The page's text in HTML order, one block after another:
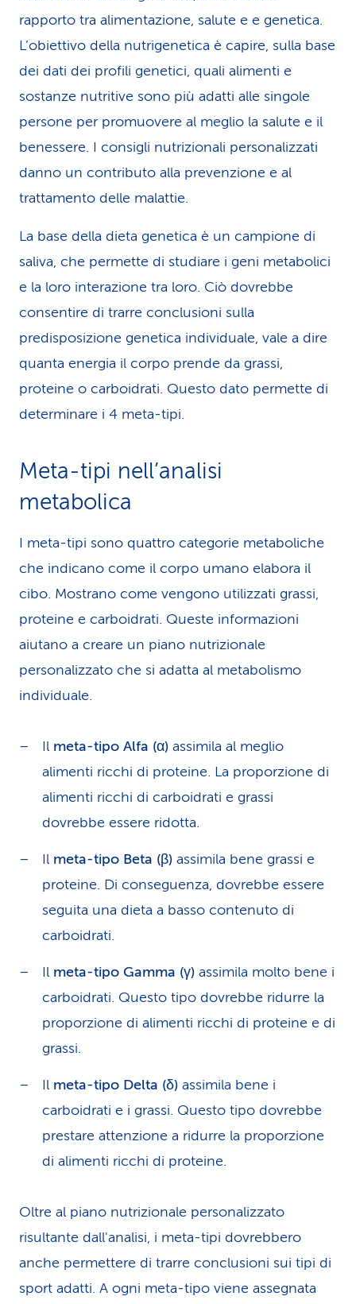
rapporto tra alimentazione, salute e e genetica.
L’obiettivo della nutrigenetica è capire, sulla base
dei dati dei profili genetici, quali alimenti e
sostanze nutritive sono più adatti alle singole
persone per promuovere al meglio la salute e il
benessere. I consigli nutrizionali personalizzati
danno un contributo alla prevenzione e al
trattamento delle malattie.
La base della dieta genetica è un campione di
saliva, che permette di studiare i geni metabolici
e la loro interazione tra loro. Ciò dovrebbe
consentire di trarre conclusioni sulla
predisposizione genetica individuale, vale a dire
quanta energia il corpo prende da grassi,
proteine o carboidrati. Questo dato permette di
determinare i 4 meta-tipi.
Meta-tipi nell’analisi
metabolica
I meta-tipi sono quattro categorie metaboliche
che indicano come il corpo umano elabora il
cibo. Mostrano come vengono utilizzati grassi,
proteine e carboidrati. Queste informazioni
aiutano a creare un piano nutrizionale
personalizzato che si adatta al metabolismo
individuale.
Il meta-tipo Alfa (α) assimila al meglio
alimenti ricchi di proteine. La proporzione di
alimenti ricchi di carboidrati e grassi
dovrebbe essere ridotta.
Il meta-tipo Beta (β) assimila bene grassi e
proteine. Di conseguenza, dovrebbe essere
seguita una dieta a basso contenuto di
carboidrati.
Il meta-tipo Gamma (γ) assimila molto bene i
carboidrati. Questo tipo dovrebbe ridurre la
proporzione di alimenti ricchi di proteine e di
grassi.
Il meta-tipo Delta (δ) assimila bene i
carboidrati e i grassi. Questo tipo dovrebbe
prestare attenzione a ridurre la proporzione
di alimenti ricchi di proteine.
Oltre al piano nutrizionale personalizzato
risultante dall'analisi, i meta-tipi dovrebbero
anche permettere di trarre conclusioni sui tipi di
sport adatti. A ogni meta-tipo viene assegnata